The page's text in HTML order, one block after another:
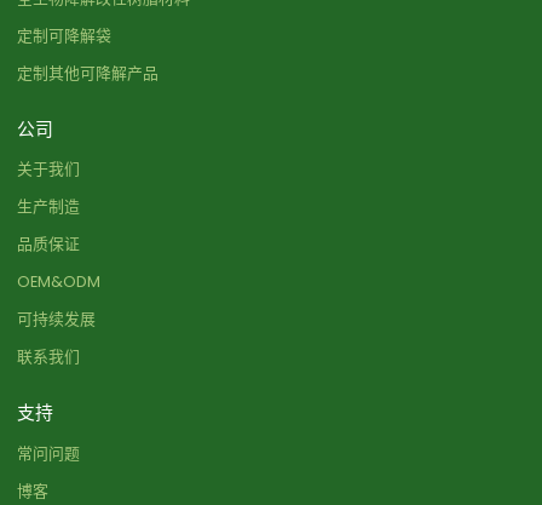
定制可降解袋
定制其他可降解产品
公司
关于我们
生产制造
品质保证
OEM&ODM
可持续发展
联系我们
支持
常问问题
博客